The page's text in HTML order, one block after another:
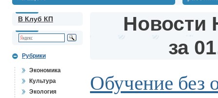
В Клуб КП
Рубрики
Экономика
Культура
Экология
Новости
за
Обучение без